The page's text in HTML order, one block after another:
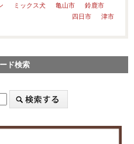
ミックス犬 亀山市
鈴鹿市
四日市
津市
ド検索